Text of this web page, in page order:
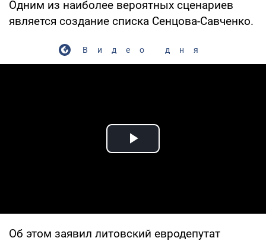
Одним из наиболее вероятных сценариев
является создание списка Сенцова-Савченко.
Видео дня
Play Video
Об этом заявил литовский евродепутат